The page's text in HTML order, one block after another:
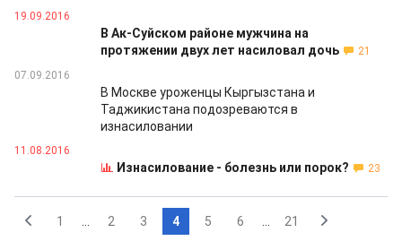
19.09.2016
В Ак-Суйском районе мужчина на
протяжении двух лет насиловал дочь
21
07.09.2016
В Москве уроженцы Кыргызстана и
Таджикистана подозреваются в
изнасиловании
11.08.2016
Изнасилование - болезнь или порок? 23
1 2 3 4 5 6 21